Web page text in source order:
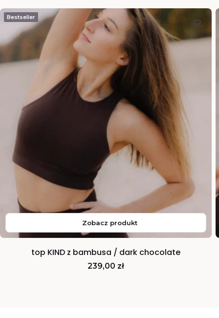
Bestseller
Zobacz produkt
top KIND z bambusa / dark chocolate
Cena
239,00 zł